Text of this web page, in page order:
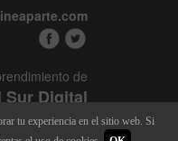
de
Sur Digital
tu experiencia en el sitio web. Si